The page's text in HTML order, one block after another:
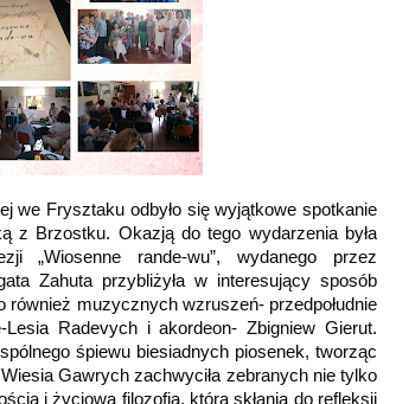
we Frysztaku odbyło się wyjątkowe spotkanie
z Brzostku. Okazją do tego wydarzenia była
„Wiosenne rande-wu”, wydanego przez
Zahuta przybliżyła w interesujący sposób
muzycznych wzruszeń- przedpołudnie
Radevych i akordeon- Zbigniew Gierut.
śpiewu biesiadnych piosenek, tworząc
Gawrych zachwyciła zebranych nie tylko
i życiową filozofią, która skłania do refleksji